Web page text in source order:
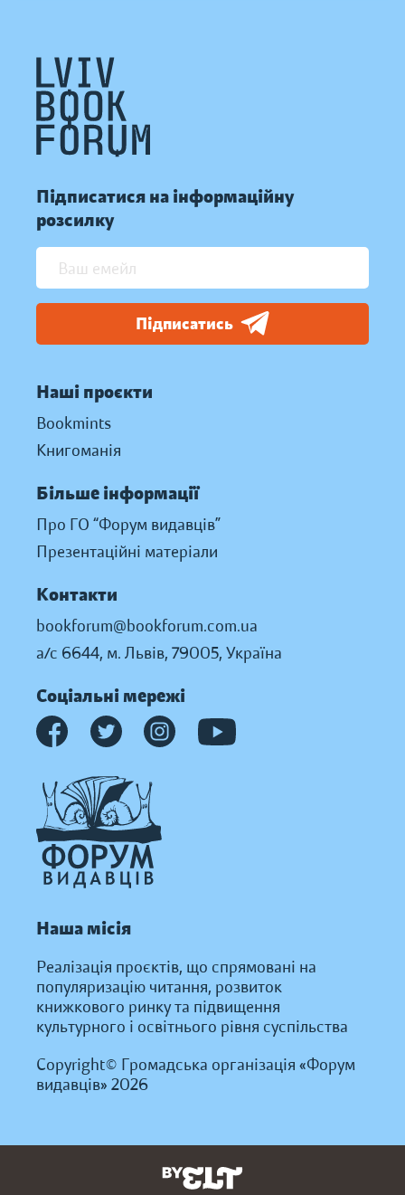
Підписатися на інформаційну
розсилку
Підписатись
Наші проєкти
Bookmints
Книгоманія
Більше інформації
Про ГО “Форум видавців”
Презентаційні матеріали
Контакти
bookforum@bookforum.com.ua
а/с 6644, м. Львів, 79005, Україна
Соціальні мережі
Наша місія
Реалізація проєктів, що спрямовані на
популяризацію читання, розвиток
книжкового ринку та підвищення
культурного і освітнього рівня суспільства
Copyright© Громадська організація «Форум
видавців» 2026